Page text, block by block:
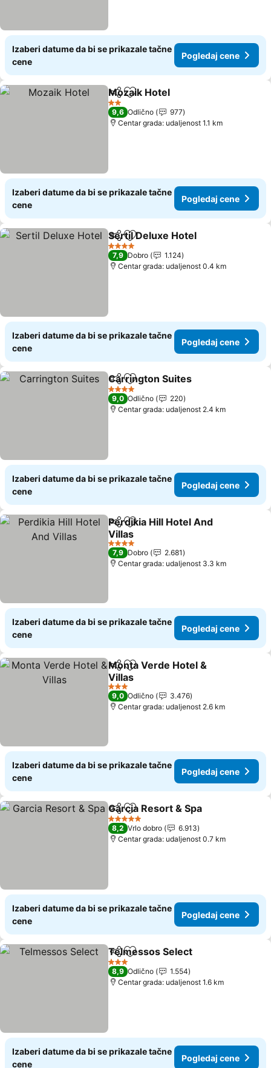
Izaberi datume da bi se prikazale tačne
cene
Pogledaj cene
Deli Dodati u favorite
Mozaik Hotel
2 Zvezdice
9,6 Odlično
977
Centar grada: udaljenost 1.1 km
Izaberi datume da bi se prikazale tačne
cene
Pogledaj cene
Deli Dodati u favorite
Sertil Deluxe Hotel
4 Zvezdice
7,9 Dobro
1.124
Centar grada: udaljenost 0.4 km
Izaberi datume da bi se prikazale tačne
cene
Pogledaj cene
Deli Dodati u favorite
Carrington Suites
4 Zvezdice
9,0 Odlično
220
Centar grada: udaljenost 2.4 km
Izaberi datume da bi se prikazale tačne
cene
Pogledaj cene
Deli Dodati u favorite
Perdikia Hill Hotel And
Villas
Pogledaj cene
4 Zvezdice
7,9 Dobro
2.681
Centar grada: udaljenost 3.3 km
Izaberi datume da bi se prikazale tačne
cene
Pogledaj cene
Deli Dodati u favorite
Monta Verde Hotel &
Villas
Pogledaj cene
3 Zvezdice
9,0 Odlično
3.476
Centar grada: udaljenost 2.6 km
Izaberi datume da bi se prikazale tačne
cene
Pogledaj cene
Deli Dodati u favorite
Garcia Resort & Spa
5 Zvezdice
8,2 Vrlo dobro
6.913
Centar grada: udaljenost 0.7 km
Izaberi datume da bi se prikazale tačne
cene
Pogledaj cene
Deli Dodati u favorite
Telmessos Select
3 Zvezdice
8,9 Odlično
1.554
Centar grada: udaljenost 1.6 km
Izaberi datume da bi se prikazale tačne
cene
Pogledaj cene